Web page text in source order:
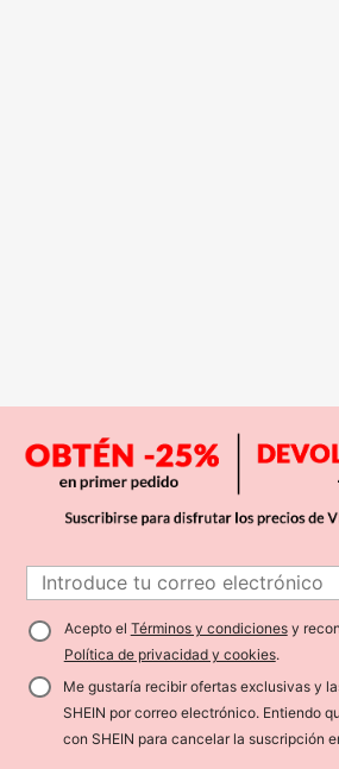
Acepto el Términos y condicionesy
Política de privacidad y cookies.
Me gustaría recibir ofertas exclusivas y
SHEIN por correo electrónico. Entiendo
con SHEIN para cancelar la suscripción